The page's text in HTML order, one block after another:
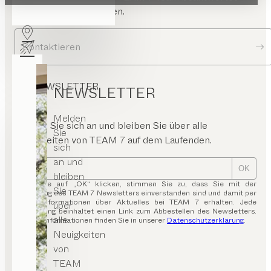
NEWSLETTER
Melden
Sie
sich
an und
bleiben
Sie
über
alle
Neuigkeiten
von
TEAM
Ihnen gerne Ihre Fragen.
Kontaktieren
NEWSLETTER
Melden Sie sich an und bleiben Sie über alle
Neuigkeiten von TEAM 7 auf dem Laufenden.
OK
Indem Sie auf „OK“ klicken, stimmen Sie zu, dass Sie mit der
Zusendung des TEAM 7 Newsletters einverstanden sind und damit per
E-Mail Informationen über Aktuelles bei TEAM 7 erhalten. Jede
Aussendung beinhaltet einen Link zum Abbestellen des Newsletters.
Weitere Informationen finden Sie in unserer Datenschutzerklärung.